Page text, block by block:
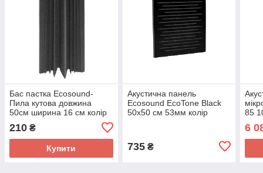
Бас пастка Ecosound-
Пила кутова довжина
50см ширина 16 см колір
210 ₴
Купити
Акустична панель
Ecosound EcoTone Black
50х50 см 53мм колір
735₴
85
6